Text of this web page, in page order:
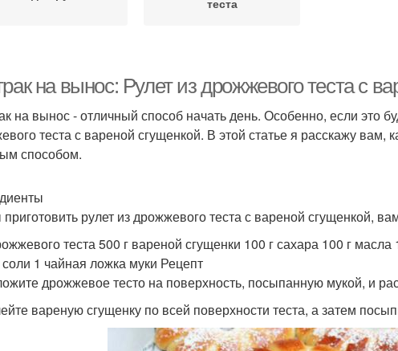
теста
на вынос: Рулет из дрожжевого теста с
на вынос - отличный способ начать день. Особенно, если это
теста с вареной сгущенкой. В этой статье я расскажу вам,
способом.
рулет из дрожжевого теста с вареной сгущенкой,
теста 500 г вареной сгущенки 100 г сахара 100 г
1 чайная ложка муки Рецепт
дрожжевое тесто на поверхность, посыпанную мукой, и
вареную сгущенку по всей поверхности теста, а затем